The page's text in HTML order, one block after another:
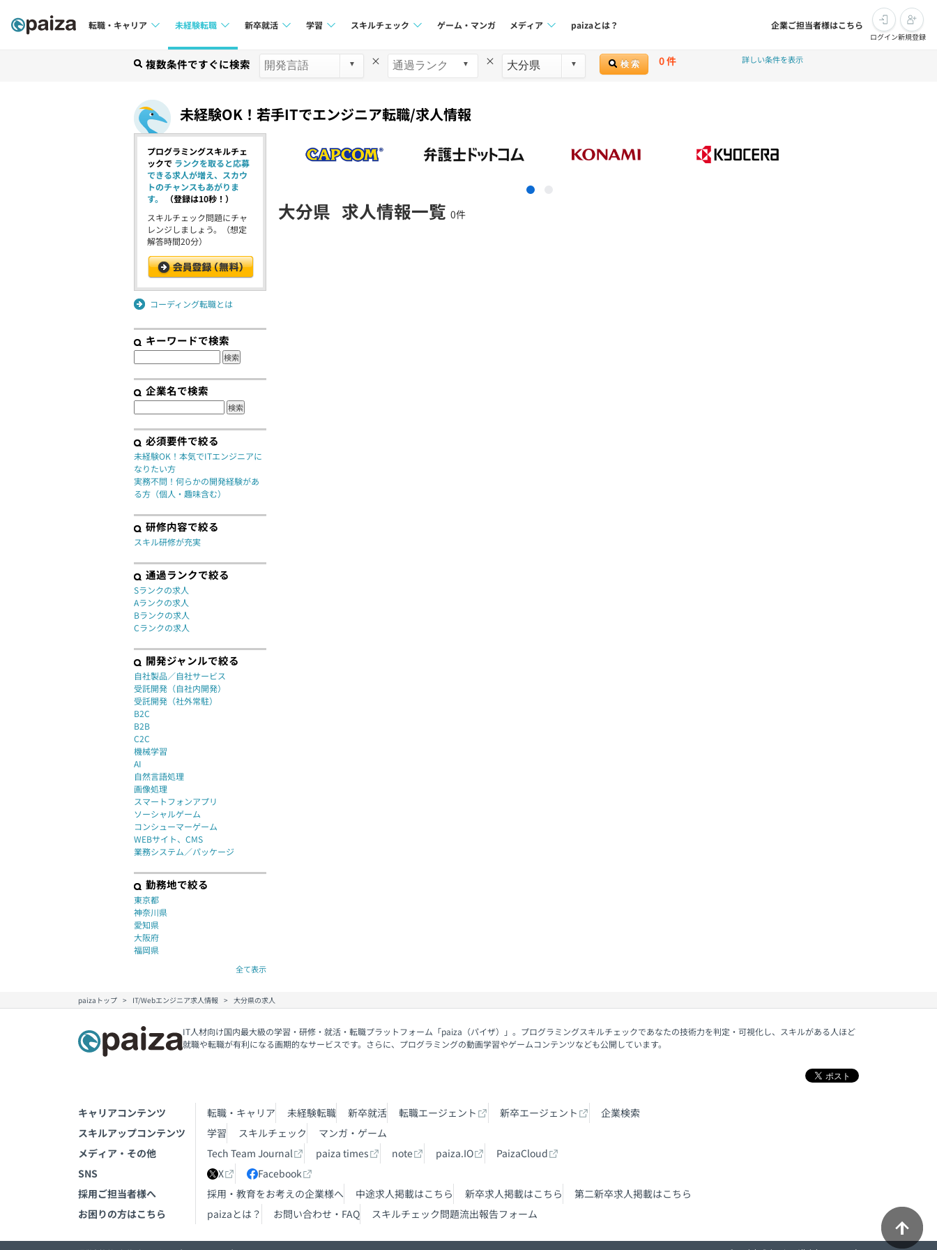
転職・キャリア
インタビュー
転職成功ガイド
転職エージェント
未経験転職
求人検索
新卒就活
求人検索
インターン
新卒エージェント
インタビュー
学習
ナレッジ
プラン
スキルチェック
プログラミング言語
再チャレンジ結果一覧
ゲーム・マンガ メディア
Tech Team Journal
paizaとは？ 企業ご担当者様はこちら
ログイン新規登録
複数条件ですぐに検索 × × 検 索 0件 詳しい条件を表示
未経験OK！若手ITでエンジニア転職/求人情報
大分県 求人情報一覧 0件
プログラミングスキルチェ
ックで ランクを取ると応募
できる求人が増え、スカウ
トのチャンスもあがりま
す。
（登録は10秒！）
スキルチェック問題にチャ
レンジしましょう。（想定
解答時間20分）
コーディング転職とは
キーワードで検索
企業名で検索
必須要件で絞る
未経験OK！本気でITエンジニアに
なりたい方
実務不問！何らかの開発経験があ
る方（個人・趣味含む）
研修内容で絞る
スキル研修が充実
通過ランクで絞る
Sランクの求人
Aランクの求人
Bランクの求人
Cランクの求人
開発ジャンルで絞る
自社製品／自社サービス
受託開発（自社内開発）
受託開発（社外常駐）
B2C
B2B
C2C
機械学習
AI
自然言語処理
画像処理
スマートフォンアプリ
ソーシャルゲーム
コンシューマーゲーム
WEBサイト、CMS
業務システム／パッケージ
勤務地で絞る
東京都
神奈川県
愛知県
大阪府
福岡県
全て表示
paizaトップ IT/Webエンジニア求人情報 大分県の求人
IT人材向け国内最大級の学習・研修・就活・転職プラットフォーム「paiza（パイザ）」。プログラミングスキルチェックであなたの技術力を判定・可視化し、スキルがある人ほど
就職や転職が有利になる画期的なサービスです。さらに、プログラミングの動画学習やゲームコンテンツなども公開しています。
キャリアコンテンツ 転職・キャリア 未経験転職 新卒就活 転職エージェント 新卒エージェント
企業検索
スキルアップコンテンツ
学習 スキルチェック
マンガ・ゲーム
メディア・その他
Tech Team Journal paiza times note paiza.IO
PaizaCloud
SNS
X
Facebook
採用ご担当者様へ
採用・教育をお考えの企業様へ 中途求人掲載はこちら 新卒求人掲載はこちら
第二新卒求人掲載はこちら
お困りの方はこちら
paizaとは？ お問い合わせ・FAQ スキルチェック問題流出報告フォーム